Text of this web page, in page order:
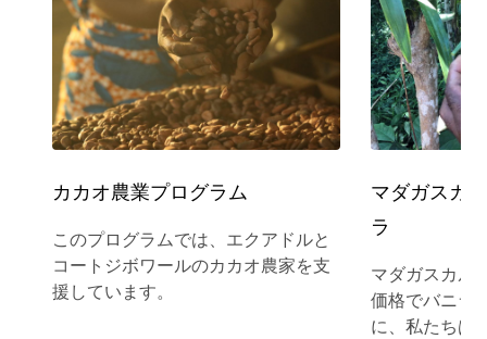
カカオ農業プログラム
このプログラムでは、エクアドルと
コートジボワールのカカオ農家を支
援しています。
マダガスカ
ラ
マダガスカル
価格でバニラ
に、私たちは